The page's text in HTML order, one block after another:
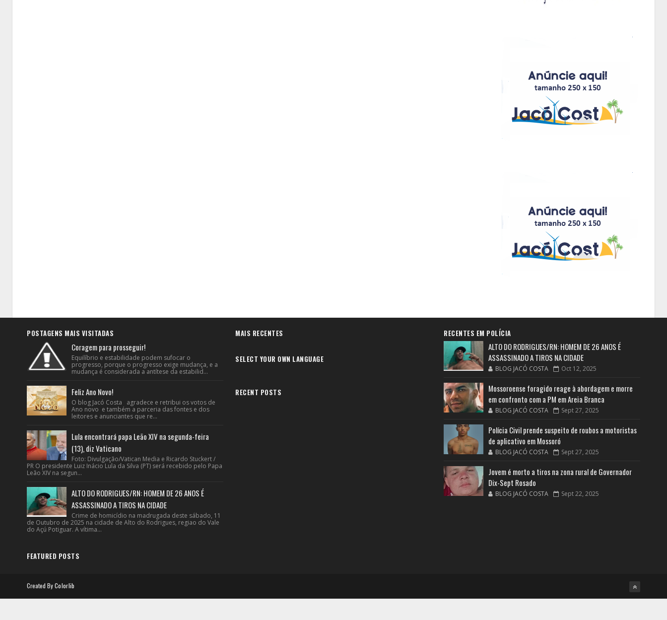
POSTAGENS MAIS VISITADAS
Coragem para prosseguir!
Equilíbrio e estabilidade podem sufocar o
progresso, porque o progresso exige mudança, e a
mudança é considerada a antítese da estabilid...
Feliz Ano Novo!
O blog Jacó Costa agradece e retribui os votos de
Ano novo e também a parceria das fontes e dos
leitores e anunciantes que re...
Lula encontrará papa Leão XIV na segunda-feira
(13), diz Vaticano
Foto: Divulgação/Vatican Media e Ricardo Stuckert /
PR O presidente Luiz Inácio Lula da Silva (PT) será recebido pelo Papa
Leão XIV na segun...
ALTO DO RODRIGUES/RN: HOMEM DE 26 ANOS É
ASSASSINADO A TIROS NA CIDADE
Crime de homicídio na madrugada deste sábado, 11
de Outubro de 2025 na cidade de Alto do Rodrigues, regiao do Vale
do Açú Potiguar. A vítima...
FEATURED POSTS
MAIS RECENTES
SELECT YOUR OWN LANGUAGE
RECENT POSTS
RECENTES EM POLÍCIA
ALTO DO RODRIGUES/RN: HOMEM DE 26 ANOS É
ASSASSINADO A TIROS NA CIDADE
BLOG JACÓ COSTA Oct 12, 2025
Mossoroense foragido reage à abordagem e morre
em confronto com a PM em Areia Branca
BLOG JACÓ COSTA Sept 27, 2025
Polícia Civil prende suspeito de roubos a motoristas
de aplicativo em Mossoró
BLOG JACÓ COSTA Sept 27, 2025
Jovem é morto a tiros na zona rural de Governador
Dix-Sept Rosado
BLOG JACÓ COSTA Sept 22, 2025
Created ByColorlib